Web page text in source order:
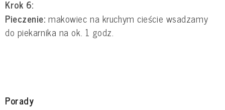
Krok 6:
Pieczenie:makowiec na kruchym cieście wsadzamy
do piekarnika na ok. 1 godz.
Porady